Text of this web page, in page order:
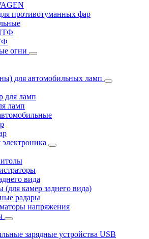
противотуманных фар
огни
для автомобильных ламп
для ламп
ламп
вида
камер заднего вида)
радары
напряжения
зарядные устройства USB